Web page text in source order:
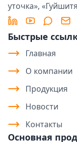
уточка»,
LinkedInYouTubeMessage
Email
Быстрые
Главная
О компании
Продукция
Новости
Контакты
Основная